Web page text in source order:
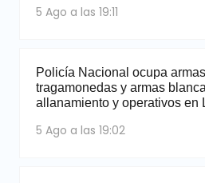
5 Ago a las 19:11
Policía Nacional ocupa
tragamonedas y armas
allanamiento y operativos en
5 Ago a las 19:02